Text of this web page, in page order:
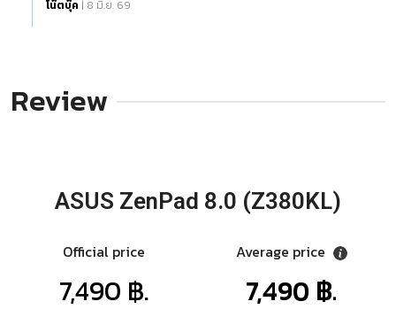
โน๊ตบุ๊ค | 8 มิ.ย. 69
Review
ASUS ZenPad 8.0 (Z380KL)
Official price
7,490 ฿.
Average price
7,490 ฿.